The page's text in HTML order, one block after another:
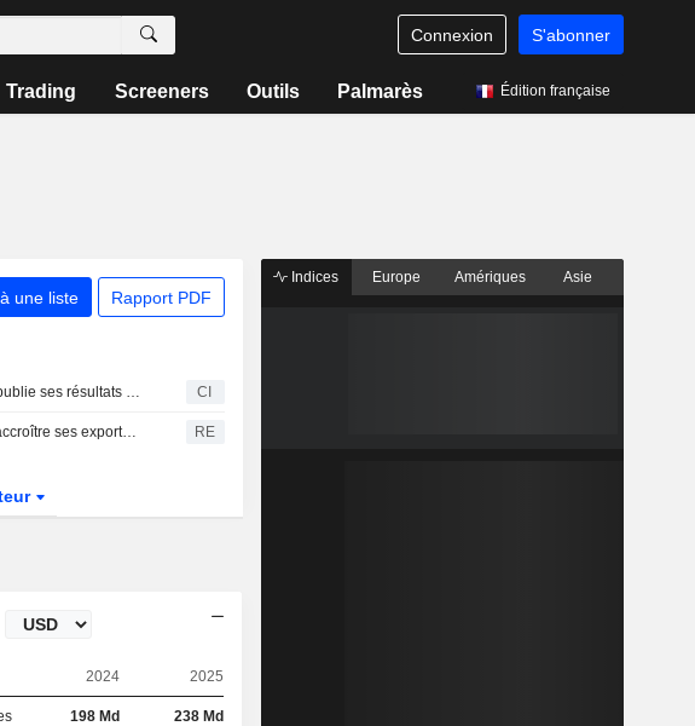
Connexion S'abonner
Trading Screeners Outils Palmarès Édition française
une liste Rapport PDF
La société par actions publique Acron publie ses résultats pour le premier trimestre clos le 31 mars 2026 CI
La Russie manque de capacités pour accroître ses exportations d'engrais, selon le lobby du secteur RE
2024 2025
198 Md 238 Md
Indices Europe Amériques Asie